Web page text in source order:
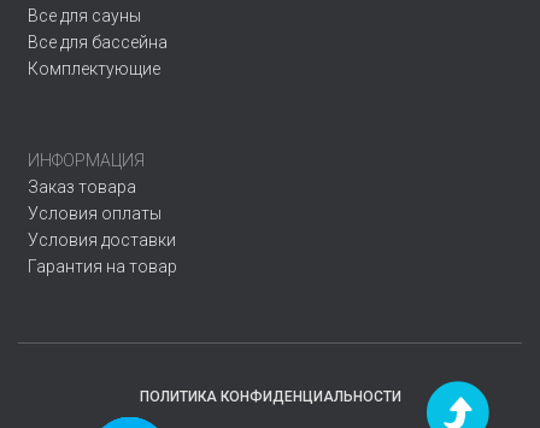
Все для сауны
Все для бассейна
Комплектующие
ИНФОРМАЦИЯ
Заказ товара
Условия оплаты
Условия доставки
Гарантия на товар
ПОЛИТИКА КОНФИДЕНЦИАЛЬНОСТИ